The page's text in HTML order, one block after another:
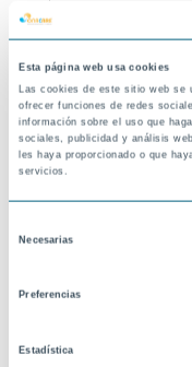
Esta página web usa cookies
Las cookies de este sitio web se
ofrecer funciones de redes
información sobre el uso que
sociales, publicidad y análisis
les haya proporcionado o que
servicios.
Necesarias
Preferencias
Estadística